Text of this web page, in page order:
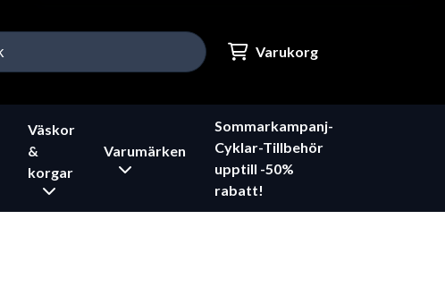
Varukorg
Väskor
&
korgar
Varumärken
Sommarkampanj-
Cyklar-Tillbehör
upptill -50%
rabatt!